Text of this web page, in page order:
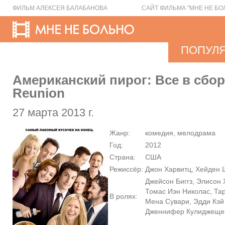
ФИЛЬМ АЛЕКСЕЯ БАЛАБАНОВА САЙТ ФИЛЬМА "МНЕ НЕ
Американский пирог: Все в
Reunion
27 марта 2013 г.
Жанр:
комедия, мелодрама
Год:
2012
Страна:
США
Режиссёр: Джон Харвитц, Хейден
В ролях:
Джейсон Биггз, Элисон
Томас Иэн Николас,
Мена Сувари, Эдди
Дженнифер Кулиджеще